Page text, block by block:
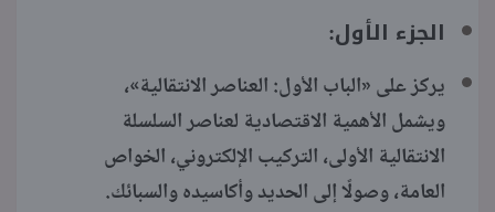
الجزء الأول:
يركز على «الباب الأول: العناصر الانتقالية»،
ويشمل الأهمية الاقتصادية لعناصر السلسلة
الانتقالية الأولى، التركيب الإلكتروني، الخواص
العامة، وصولًا إلى الحديد وأكاسيده والسبائك.